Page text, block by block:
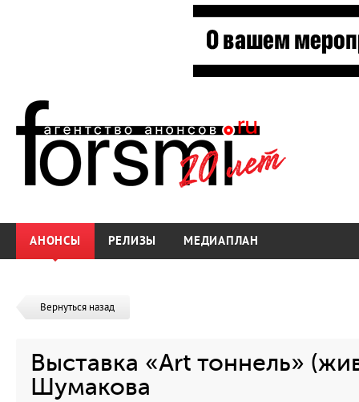
АНОНСЫ РЕЛИЗЫ МЕДИАПЛАН
Вернуться назад
Выставка «Art тоннель»
Шумакова